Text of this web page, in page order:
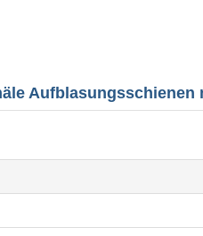
Aufblasungsschienen